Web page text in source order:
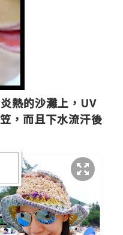
熱的沙灘上，UV
，而且下水流汗後